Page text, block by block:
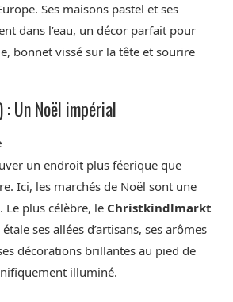
Ses maisons pastel et ses
dans l’eau, un décor parfait pour
bonnet vissé sur la tête et sourire
Un Noël impérial
un endroit plus féerique que
Ici, les marchés de Noël sont une
plus célèbre, le Christkindlmarkt
ses allées d’artisans, ses arômes
décorations brillantes au pied de
illuminé.